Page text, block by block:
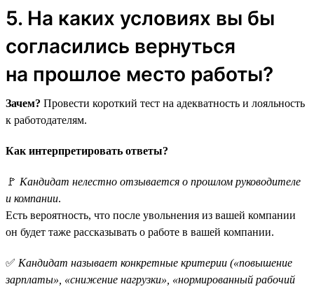
5. На каких условиях вы бы
согласились вернуться
на прошлое место работы?
Зачем? Провести короткий тест на адекватность и лояльность
к работодателям.
Как интерпретировать ответы?
🚩 Кандидат нелестно отзывается о прошлом руководителе
и компании.
Есть вероятность, что после увольнения из вашей компании
он будет таже рассказывать о работе в вашей компании.
✅ Кандидат называет конкретные критерии («повышение
зарплаты», «снижение нагрузки», «нормированный рабочий